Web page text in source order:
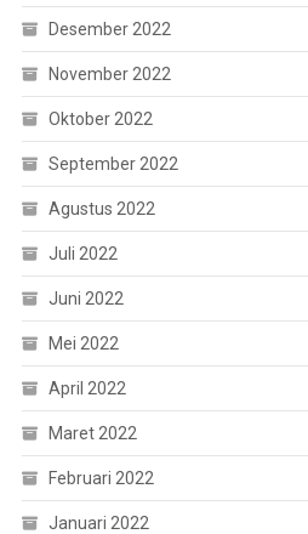
Desember 2022
November 2022
Oktober 2022
September 2022
Agustus 2022
Juli 2022
Juni 2022
Mei 2022
April 2022
Maret 2022
Februari 2022
Januari 2022